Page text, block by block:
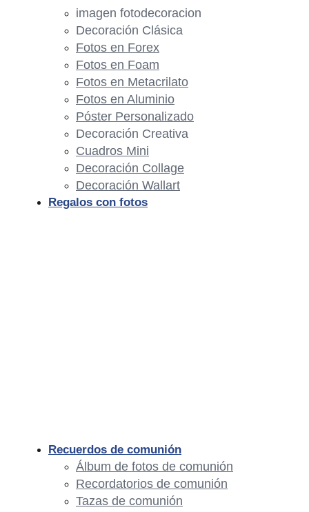
imagen fotodecoracion
Decoración Clásica
Fotos en Forex
Fotos en Foam
Fotos en Metacrilato
Fotos en Aluminio
Póster Personalizado
Decoración Creativa
Cuadros Mini
Decoración Collage
Decoración Wallart
Regalos con fotos
Recuerdos de comunión
Álbum de fotos de comunión
Recordatorios de comunión
Tazas de comunión